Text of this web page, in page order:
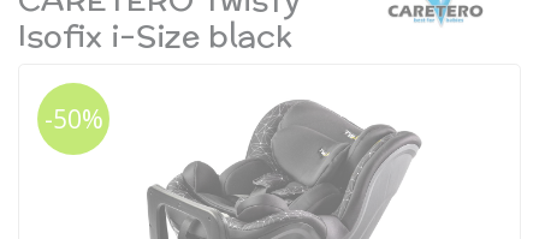
Isofix i-Size black
-50%